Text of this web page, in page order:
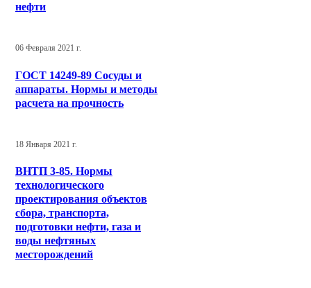
нефти
06 Февраля 2021 г.
ГОСТ 14249-89 Сосуды и
аппараты. Нормы и методы
расчета на прочность
18 Января 2021 г.
ВНТП 3-85. Нормы
технологического
проектирования объектов
сбора, транспорта,
подготовки нефти, газа и
воды нефтяных
месторождений